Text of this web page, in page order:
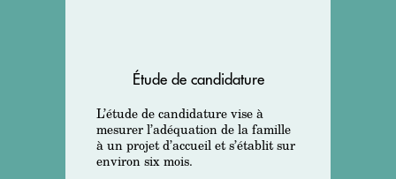
Étude de candidature
L’étude de candidature vise à
mesurer l’adéquation de la famille
à un projet d’accueil et s’établit sur
environ six mois.